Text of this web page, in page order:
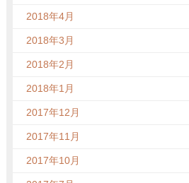
2018年4月
2018年3月
2018年2月
2018年1月
2017年12月
2017年11月
2017年10月